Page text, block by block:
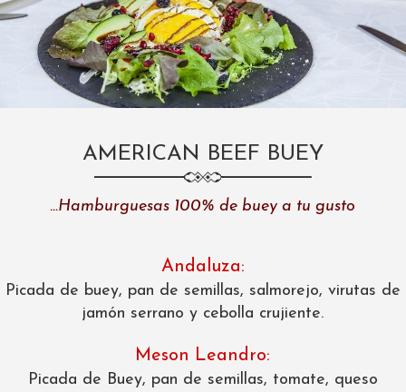
AMERICAN BEEF BUEY
…Hamburguesas 100% de buey a tu gusto
Andaluza:
Picada de buey, pan de semillas, salmorejo, virutas de
jamón serrano y cebolla crujiente.
Meson Leandro:
Picada de Buey, pan de semillas, tomate, queso